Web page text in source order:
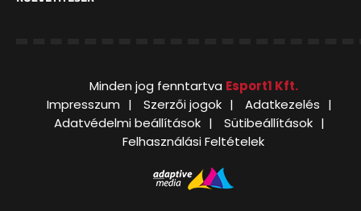
Minden jog fenntartva Esport1 Kft.
Impresszum
Szerzői jogok
Adatkezelés
Adatvédelmi beállítások
Sütibeállítások
Felhasználási Feltételek